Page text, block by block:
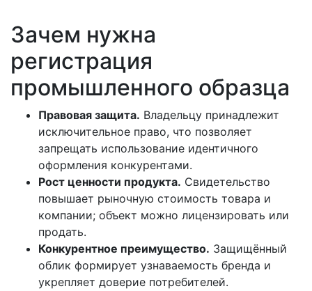
Зачем нужна
регистрация
промышленного образца
Правовая защита. Владельцу принадлежит
исключительное право, что позволяет
запрещать использование идентичного
оформления конкурентами.
Рост ценности продукта. Свидетельство
повышает рыночную стоимость товара и
компании; объект можно лицензировать или
продать.
Конкурентное преимущество. Защищённый
облик формирует узнаваемость бренда и
укрепляет доверие потребителей.